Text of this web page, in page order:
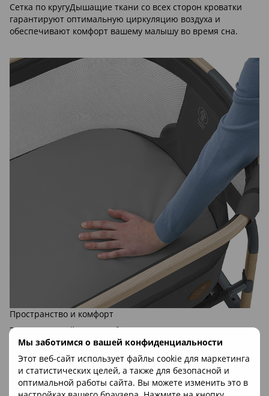
Мы заботимся о вашей конфиденциальности
Этот веб-сайт использует файлы cookie для маркетинга
и статистических целей, а также для безопасной и
оптимальной работы сайта. Вы можете изменить это в
Сетка по кругуДышащие ткани со всех сторон кроватки
гарантируют оптимальную циркуляцию воздуха и
обеспечивают комфорт вашему малышу во время сна.
Пространство и комфорт
Экстра-толстый матрас обеспечивает лучшую
амортизацию и облегчает засыпание, даря вашему
ребенку блаженный комфорт и спокойный, безмятежный